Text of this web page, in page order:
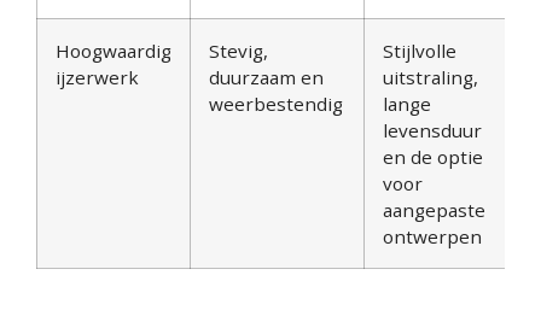
Hoogwaardig
ijzerwerk
Stevig,
duurzaam en
weerbestendig
Stijlvolle
uitstraling,
lange
levensduur
en de optie
voor
aangepaste
ontwerpen